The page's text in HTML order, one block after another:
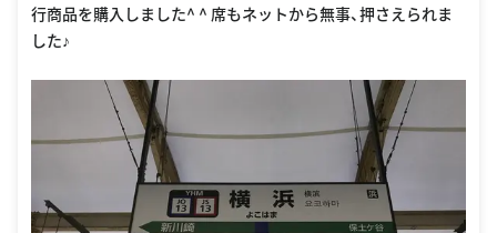
行商品を購入しました^ ^ 席もネットから無事、押さえられま
した♪